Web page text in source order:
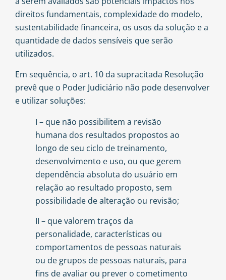
direitos fundamentais, complexidade do modelo,
sustentabilidade financeira, os usos da solução e a
quantidade de dados sensíveis que serão
utilizados.
Em sequência, o art. 10 da supracitada Resolução
prevê que o Poder Judiciário não pode desenvolver
e utilizar soluções:
I – que não possibilitem a revisão
humana dos resultados propostos ao
longo de seu ciclo de treinamento,
desenvolvimento e uso, ou que gerem
dependência absoluta do usuário em
relação ao resultado proposto, sem
possibilidade de alteração ou revisão;
II – que valorem traços da
personalidade, características ou
comportamentos de pessoas naturais
ou de grupos de pessoas naturais, para
fins de avaliar ou prever o cometimento